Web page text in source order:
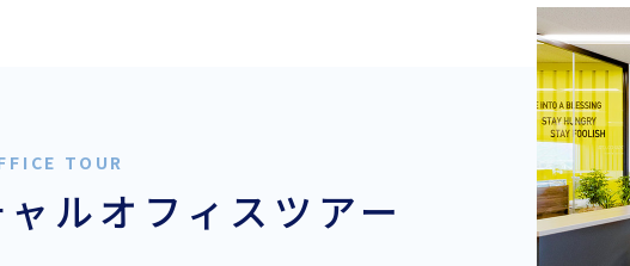
ルオフィスツアー